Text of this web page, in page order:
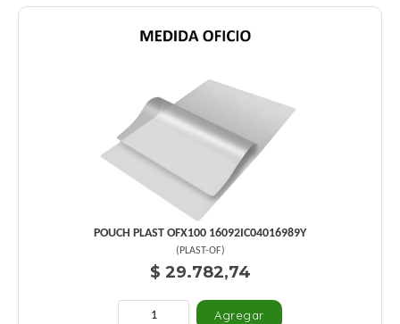
POUCH PLAST OFX100 16092IC04016989Y
(PLAST-OF)
$ 29.782,74